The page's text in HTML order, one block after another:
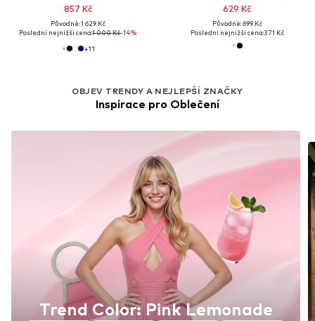
857 Kč
Původně: 1 629 Kč
Poslední nejnižší cena:1 000 Kč-14%
+11
629 Kč
Původně: 699 Kč
Poslední nejnižší cena:371 Kč
OBJEV TRENDY A NEJLEPŠÍ ZNAČKY
Inspirace pro Oblečení
Trend Color: Pink Lemonade